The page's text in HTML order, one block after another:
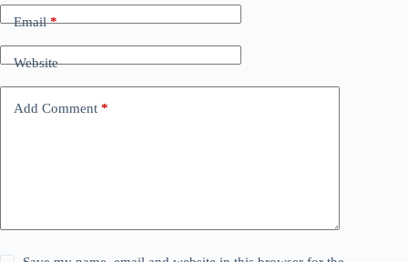
Email*
Website
Add Comment *